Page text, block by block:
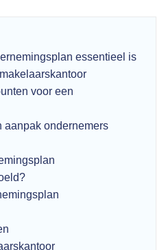
essentieel is
voor een
aanpak ondernemers